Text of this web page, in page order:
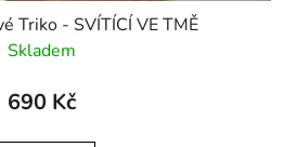
Triko - SVÍTÍCÍ VE TMĚ
Skladem
690 Kč